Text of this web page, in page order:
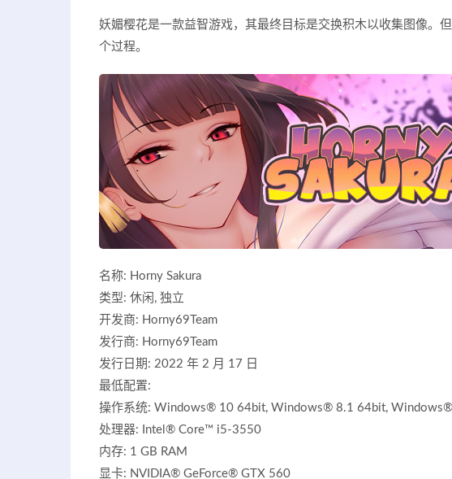
妖媚樱花是一款益智游戏，其最终目标是交换积木以收集图像。
个过程。
名称: Horny Sakura
类型: 休闲, 独立
开发商: Horny69Team
发行商: Horny69Team
发行日期: 2022 年 2 月 17 日
最低配置:
操作系统: Windows® 10 64bit, Windows® 8.1 64bit,
处理器: Intel® Core™ i5-3550
内存: 1 GB RAM
显卡: NVIDIA® GeForce® GTX 560